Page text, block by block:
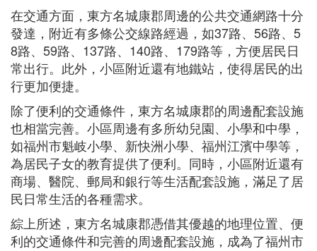
在交通方面，東方名城康郡周邊的公共交通網路十分
發達，附近有多條公交線路經過，如37路、56路、5
8路、59路、137路、140路、179路等，方便居民日
常出行。此外，小區附近還有地鐵站，使得居民的出
行更加便捷。
除了便利的交通條件，東方名城康郡的周邊配套設施
也相當完善。小區周邊有多所幼兒園、小學和中學，
如福州市魁岐小學、新快洲小學、福州江濱中學等，
為居民子女的教育提供了便利。同時，小區附近還有
商場、醫院、郵局和銀行等生活配套設施，滿足了居
民日常生活的各種需求。
綜上所述，東方名城康郡憑借其優越的地理位置、便
利的交通條件和完善的周邊配套設施，成為了福州市